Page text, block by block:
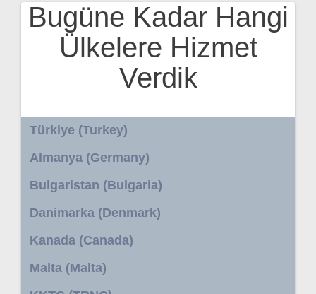
Bugüne Kadar Hangi
Ülkelere Hizmet
Verdik
Türkiye (Turkey)
Almanya (Germany)
Bulgaristan (Bulgaria)
Danimarka (Denmark)
Kanada (Canada)
Malta (Malta)